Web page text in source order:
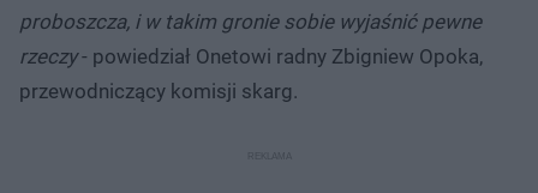
proboszcza, i w takim gronie sobie wyjaśnić pewne
rzeczy- powiedział Onetowi radny Zbigniew Opoka,
przewodniczący komisji skarg.